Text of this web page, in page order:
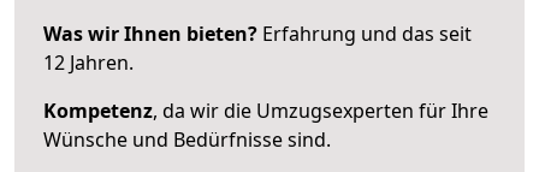
Was wir Ihnen bieten? Erfahrung und das seit
12 Jahren.
Kompetenz, da wir die Umzugsexperten für Ihre
Wünsche und Bedürfnisse sind.